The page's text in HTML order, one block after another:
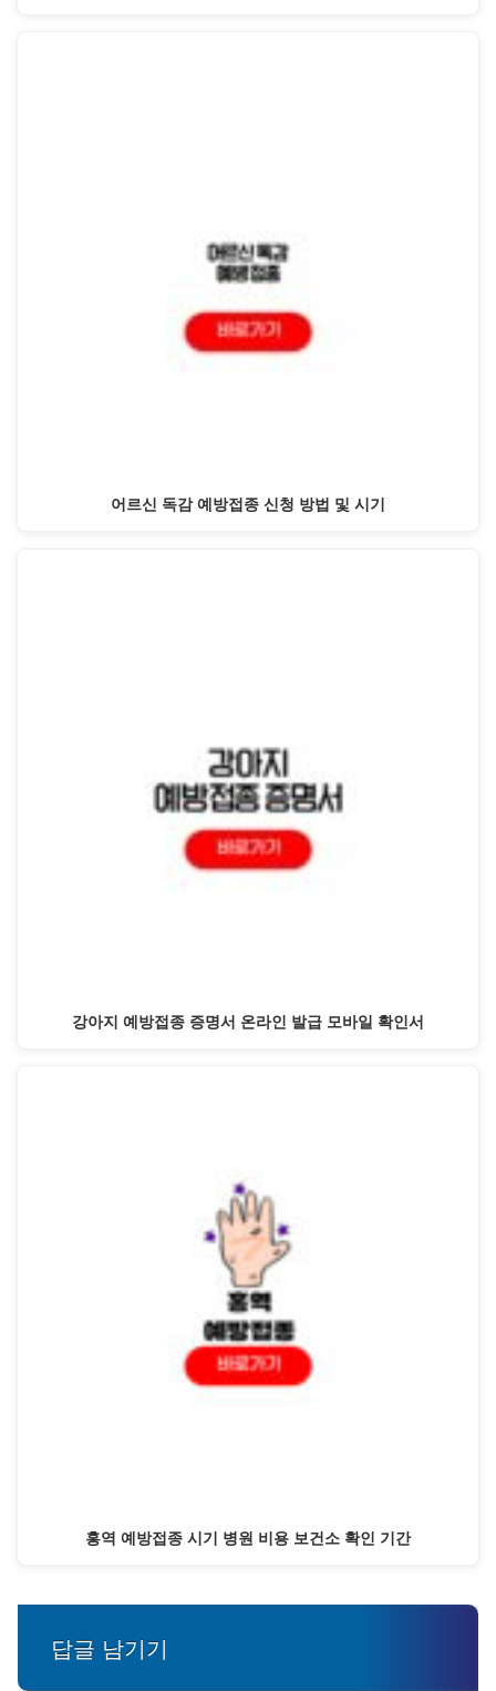
어르신 독감 예방접종 신청 방법 및 시기
강아지 예방접종 증명서 온라인 발급 모바일 확인서
홍역 예방접종 시기 병원 비용 보건소 확인 기간
답글 남기기